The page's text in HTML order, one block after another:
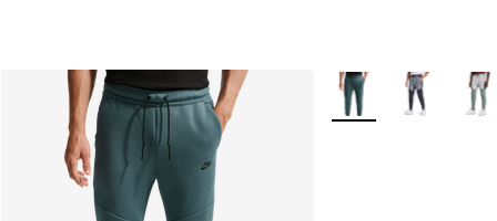
Meer kleuren